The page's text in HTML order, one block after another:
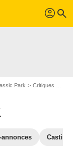
profil search
Park Critiques Jurassic Park
annonces Casting